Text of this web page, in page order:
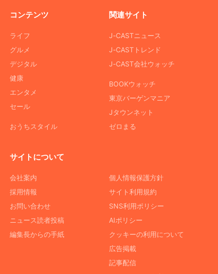
コンテンツ
ライフ
グルメ
デジタル
健康
エンタメ
セール
おうちスタイル
関連サイト
J-CASTニュース
J-CASTトレンド
J-CAST会社ウォッチ
BOOKウォッチ
東京バーゲンマニア
Jタウンネット
ゼロまる
サイトについて
会社案内
採用情報
お問い合わせ
ニュース読者投稿
編集長からの手紙
個人情報保護方針
サイト利用規約
SNS利用ポリシー
AIポリシー
クッキーの利用について
広告掲載
記事配信